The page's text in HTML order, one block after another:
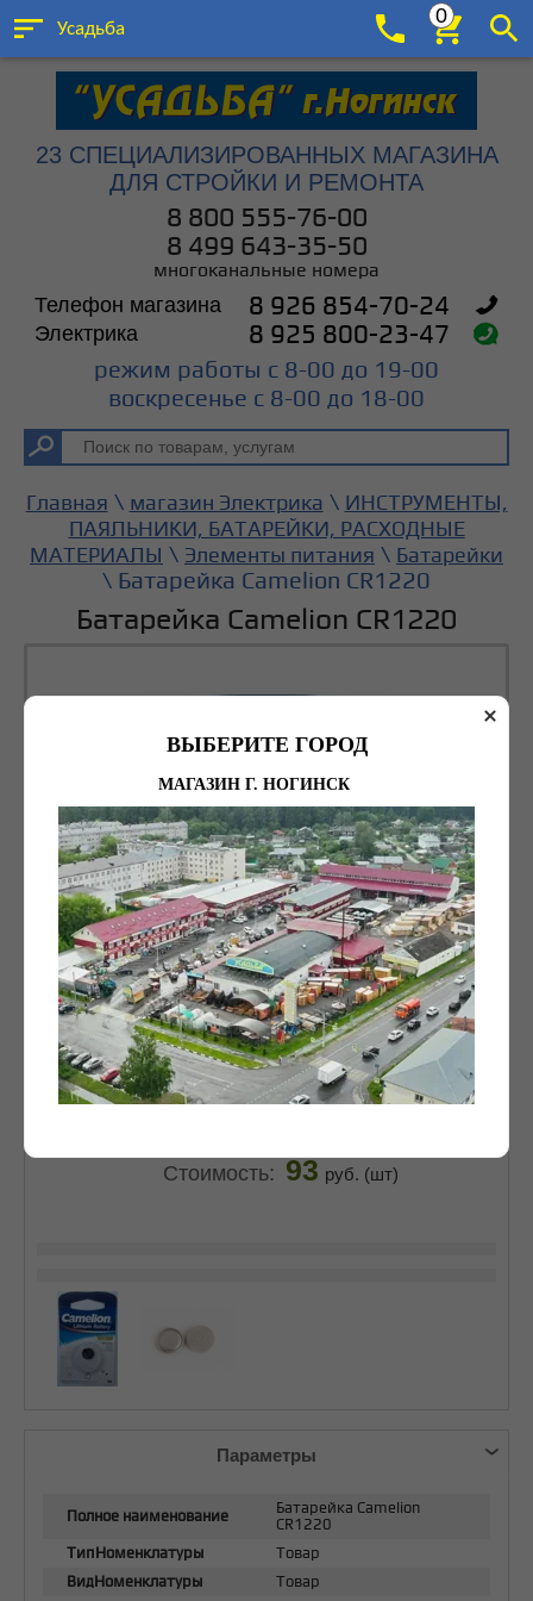
Усадьба
0
23 СПЕЦИАЛИЗИРОВАННЫХ МАГАЗИНА
ДЛЯ СТРОЙКИ И РЕМОНТА
8 800 555-76-00
8 499 643-35-50
многоканальные номера
Телефон магазина 8 926 854-70-24
Электрика 8 925 800-23-47
режим работы с 8-00 до 19-00
воскресенье с 8-00 до 18-00
Главная \ магазин Электрика \ ИНСТРУМЕНТЫ,
ПАЯЛЬНИКИ, БАТАРЕЙКИ, РАСХОДНЫЕ
МАТЕРИАЛЫ \ Элементы питания \ Батарейки
\ Батарейка Camelion CR1220
Батарейка Camelion CR1220
руб. (шт)
Рейтинг: (0 голосов)
Стоимость: 93 руб. (шт)
Параметры
Полное наименование
Батарейка Camelion
CR1220
ТипНоменклатуры
Товар
ВидНоменклатуры
Товар
ВЫБЕРИТЕ ГОРОД
МАГАЗИН Г. НОГИНСК